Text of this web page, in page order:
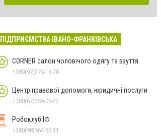
ПІДПРИЄМСТВА ІВАНО-ФРАНКІВСЬКА
CORNER салон чоловічого одягу та взуття
+380(97)275-16-78
Центр правової допомоги, юридичні послуги
+380(67)259-05-22
Робоклуб ІФ
+380(98)564-52-11